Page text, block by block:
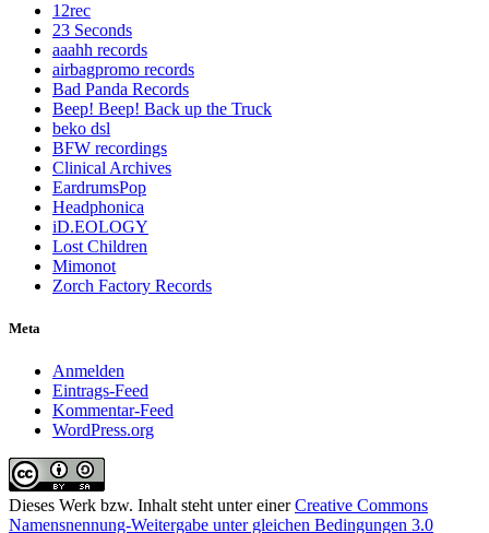
12rec
23 Seconds
aaahh records
airbagpromo records
Bad Panda Records
Beep! Beep! Back up the Truck
beko dsl
BFW recordings
Clinical Archives
EardrumsPop
Headphonica
iD.EOLOGY
Lost Children
Mimonot
Zorch Factory Records
Meta
Anmelden
Eintrags-Feed
Kommentar-Feed
WordPress.org
Dieses Werk bzw. Inhalt steht unter einerCreative Commons
Namensnennung-Weitergabe unter gleichen Bedingungen 3.0